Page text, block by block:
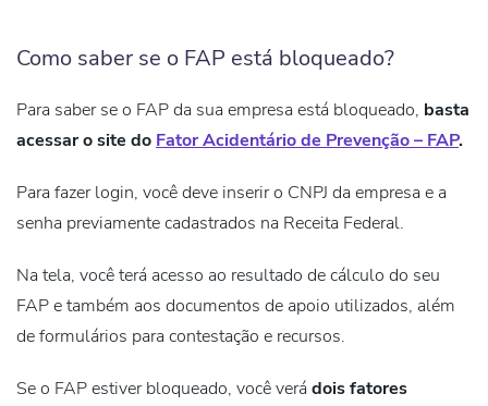
Como saber se o FAP está bloqueado?
Para saber se o FAP da sua empresa está bloqueado, basta
acessar o site do Fator Acidentário de Prevenção – FAP.
Para fazer login, você deve inserir o CNPJ da empresa e a
senha previamente cadastrados na Receita Federal.
Na tela, você terá acesso ao resultado de cálculo do seu
FAP e também aos documentos de apoio utilizados, além
de formulários para contestação e recursos.
Se o FAP estiver bloqueado, você verá dois fatores